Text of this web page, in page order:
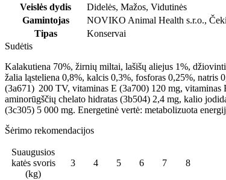
Veislės dydis
Didelės, Mažos, Vidutinės
Gamintojas
NOVIKO Animal Health s.r.o.,
Tipas
Konservai
Sudėtis
Kalakutiena 70%, žirnių miltai, lašišų aliejus 1%,
žalia ląsteliena 0,8%, kalcis 0,3%, fosforas 0,25%,
(3a671) 200 TV, vitaminas E (3a700) 120 mg, vitaminas
aminorūgščių chelato hidratas (3b504) 2,4 mg, kalio
(3c305) 5 000 mg. Energetinė vertė: metabolizuota
Šėrimo rekomendacijos
Suaugusios
katės svoris
(kg)
3 4 5 6 7 8